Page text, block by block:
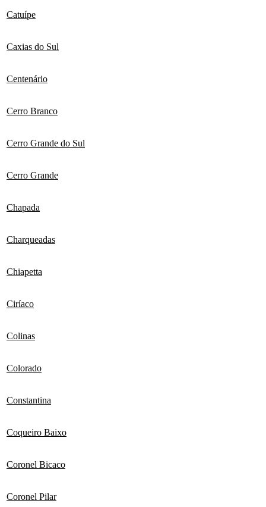
Catuípe
Caxias do Sul
Centenário
Cerro Branco
Cerro Grande do Sul
Cerro Grande
Chapada
Charqueadas
Chiapetta
Ciríaco
Colinas
Colorado
Constantina
Coqueiro Baixo
Coronel Bicaco
Coronel Pilar